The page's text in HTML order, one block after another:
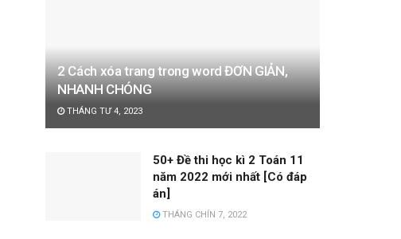
2 Cách xóa trang trong word ĐƠN GIẢN,
NHANH CHÓNG
THÁNG TƯ 4, 2023
50+ Đề thi học kì 2 Toán 11
năm 2022 mới nhất [Có đáp
án]
THÁNG CHÍN 7, 2022